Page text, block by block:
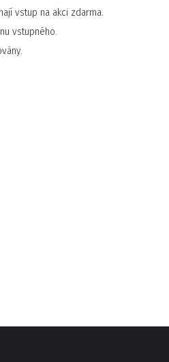
vstup na akci zdarma.
vstupného.